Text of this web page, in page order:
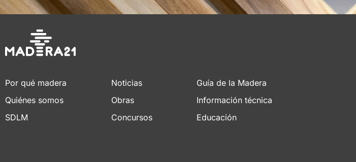
Por qué madera
Quiénes somos
SDLM
Noticias
Obras
Concursos
Guía de la Madera
Información técnica
Educación